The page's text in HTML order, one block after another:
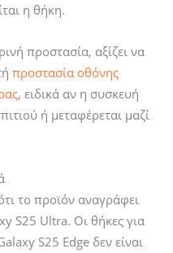
η θήκη.
προστασία, αξίζει να
προστασία οθόνης
, ειδικά αν η συσκευή
ή μεταφέρεται μαζί
το προϊόν αναγράφει
S25 Ultra. Οι θήκες για
S25 Edge δεν είναι